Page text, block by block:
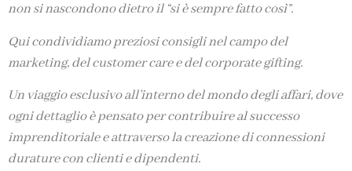
non si nascondono dietro il “si è sempre fatto così”.
Qui condividiamo preziosi consigli nel campo del
marketing, del customer care e del corporate gifting.
Un viaggio esclusivo all’interno del mondo degli affari, dove
ogni dettaglio è pensato per contribuire al successo
imprenditoriale e attraverso la creazione di connessioni
durature con clienti e dipendenti.